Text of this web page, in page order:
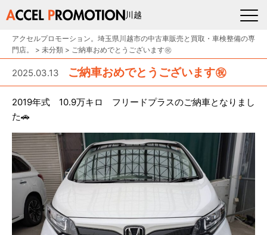
川越
アクセルプロモーション。埼玉県川越市の中古車販売と買取・車検整備の専
門店。
> 未分類 > ご納車おめでとうございます㊗️
2025.03.13 ご納車おめでとうございます㊗️
2019年式 10.9万キロ フリードプラスのご納車となりまし
た🚗